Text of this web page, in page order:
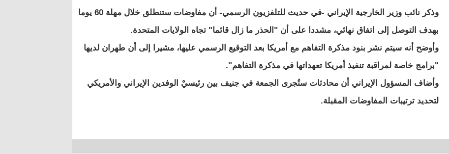
وذكر نائب وزير الخارجية الإيراني -في حديث للتلفزيون الرسمي- أن مفاوضات ستنطلق خلال مهلة 60 يوما
بهدف التوصل إلى اتفاق نهائي، مشددا على أن "الحذر ما زال قائما" تجاه الولايات المتحدة.
وأوضح أنه سيتم نشر بنود مذكرة التفاهم مع أمريكا بعد التوقيع الرسمي عليها، مشيرا إلى أن طهران لديها
"برامج خاصة لمراقبة تنفيذ أمريكا تعهداتها في مذكرة التفاهم".
وأضاف المسؤول الإيراني أن محادثات ستُجرى الجمعة في جنيف بين رئيسيْ الوفدين الإيراني والأمريكي
لتحديد ترتيبات المفاوضات المقبلة.